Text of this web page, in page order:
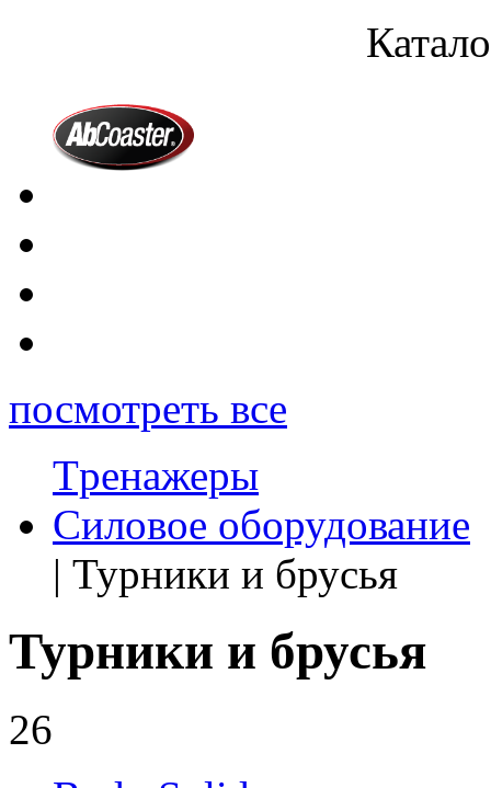
посмотреть все
Tренажеры
Силовое оборудование
| Турники и брусья
Турники и брусья
26